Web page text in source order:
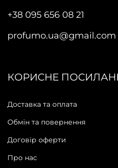
+38 095 656 08 21
profumo.ua@gmail.com
КОРИСНЕ
Доставка та оплата
Обмін та повернення
Договір оферти
Про нас